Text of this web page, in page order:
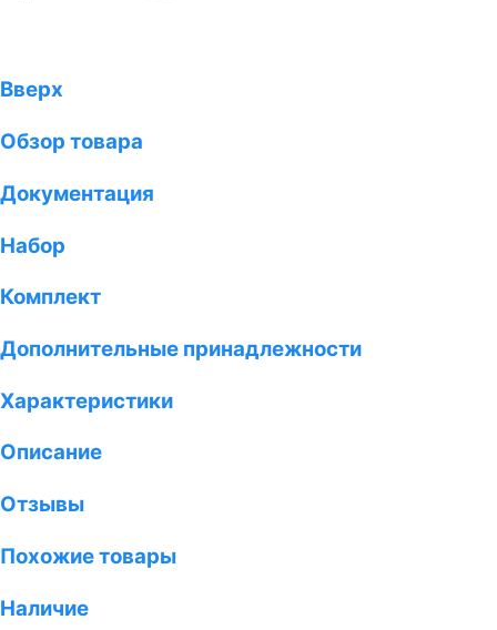
Вверх
Обзор товара
Документация
Набор
Комплект
Дополнительные принадлежности
Характеристики
Описание
Отзывы
Похожие товары
Наличие